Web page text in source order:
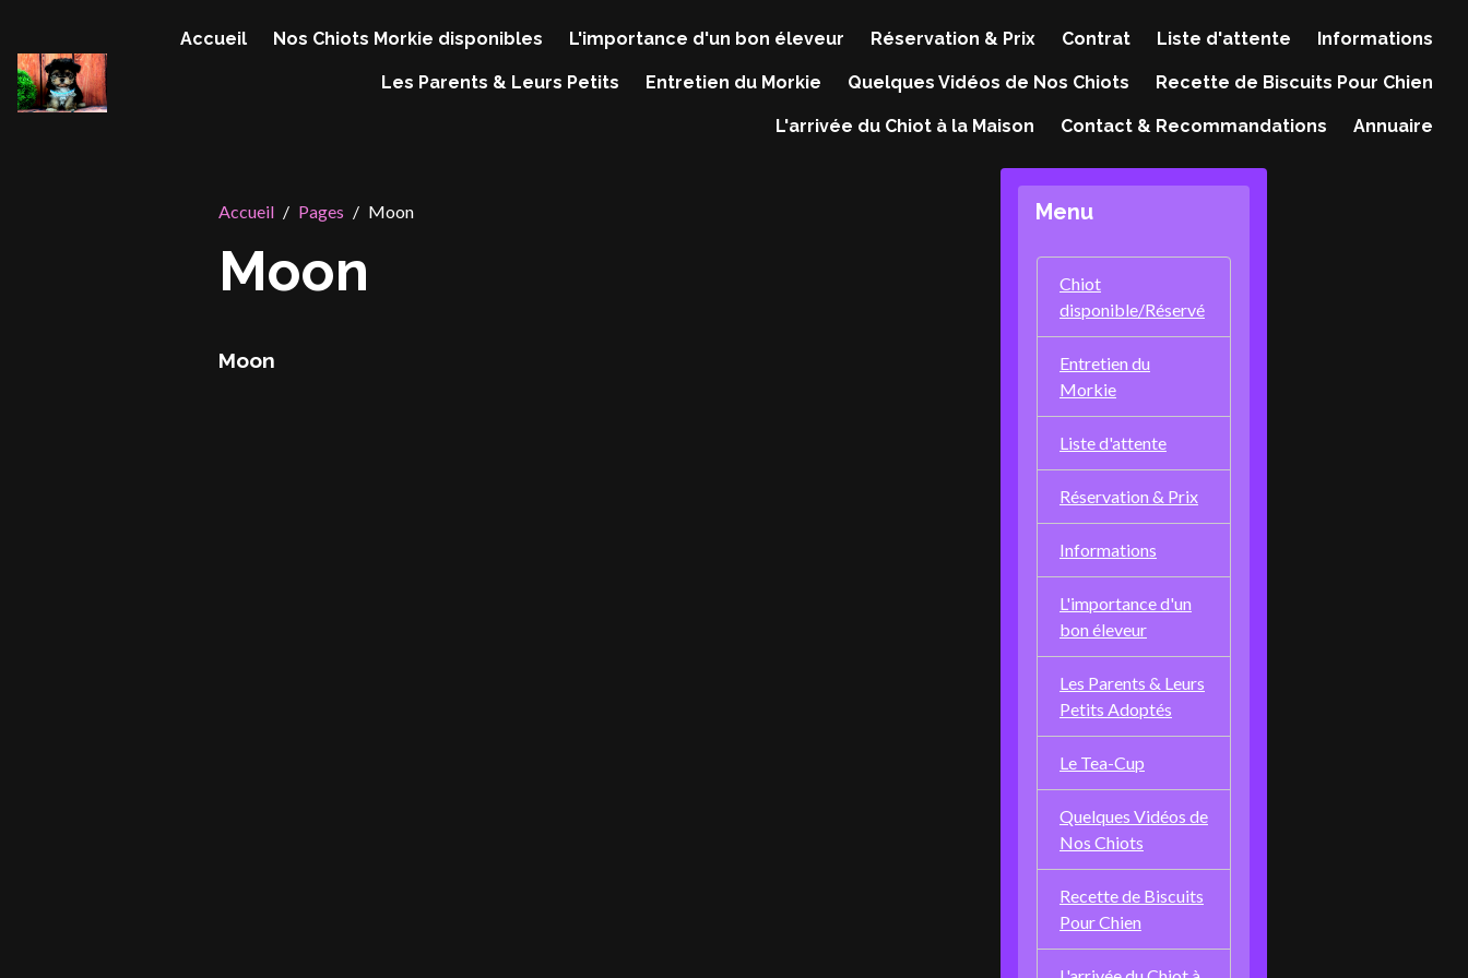
Accueil Nos Chiots Morkie disponibles L'importance d'un bon éleveur Réservation & Prix Contrat Liste d'attente Informations
Les Parents & Leurs Petits Entretien du Morkie Quelques Vidéos de Nos Chiots Recette de Biscuits Pour Chien
L'arrivée du Chiot à la Maison Contact & Recommandations Annuaire
Accueil Pages Moon
Moon
Moon
Menu
Chiot
disponible/Réservé
Entretien du
Morkie
Liste d'attente
Réservation & Prix
Informations
L'importance d'un
bon éleveur
Les Parents & Leurs
Petits Adoptés
Le Tea-Cup
Quelques Vidéos de
Nos Chiots
Recette de Biscuits
Pour Chien